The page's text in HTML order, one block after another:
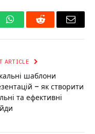
WhatsAppReddit Email
ARTICLE
шаблони
– як створити
та ефективні